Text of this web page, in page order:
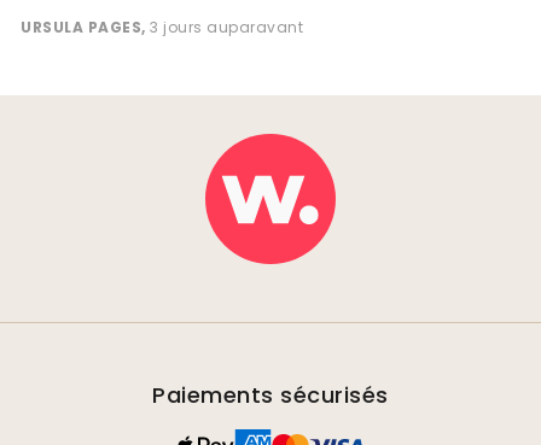
URSULA PAGES, 3 jours auparavant
Paiements sécurisés